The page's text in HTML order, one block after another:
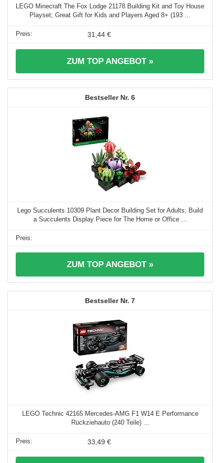
LEGO Minecraft The Fox Lodge 21178 Building Kit and Toy House
Playset; Great Gift for Kids and Players Aged 8+ (193 ...
31,44 €
ZUM TOP ANGEBOT »
6
Lego Succulents 10309 Plant Decor Building Set for Adults; Build
a Succulents Display Piece for The Home or Office ...
ZUM TOP ANGEBOT »
7
LEGO Technic 42165 Mercedes-AMG F1 W14 E Performance
Rückziehauto (240 Teile) ...
33,49 €